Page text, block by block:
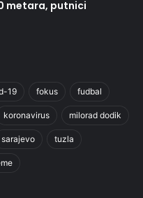
metara, putnici
19 fokus fudbal
koronavirus milorad dodik
sarajevo tuzla